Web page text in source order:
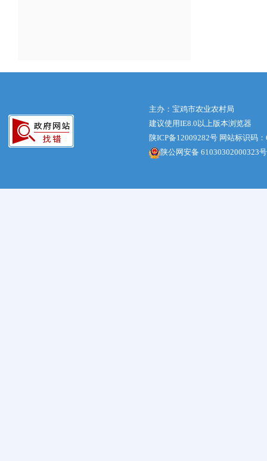
主办：宝鸡市农业农村局
建议使用IE8.0以上版本浏览器
陕ICP备12009282号 网站标识码
陕公网安备 61030302000323号